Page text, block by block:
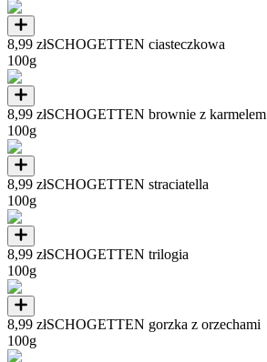
8,99 złSCHOGETTEN ciasteczkowa
100g
8,99 złSCHOGETTEN brownie z karmelem
100g
8,99 złSCHOGETTEN straciatella
100g
8,99 złSCHOGETTEN trilogia
100g
8,99 złSCHOGETTEN gorzka z orzechami
100g